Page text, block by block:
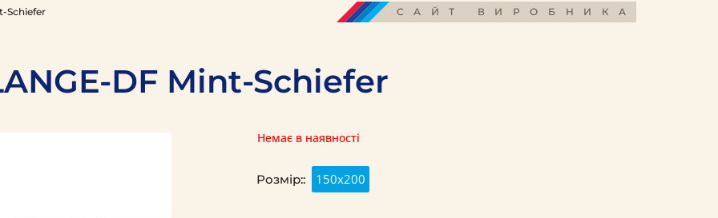
Schiefer САЙТ ВИРОБНИКА
DF Mint-Schiefer
Немає в наявності
Розмір:: 150х200